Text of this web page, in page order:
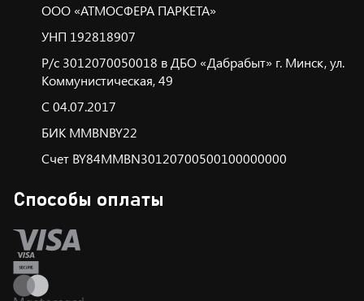
ООО «АТМОСФЕРА ПАРКЕТА»
УНП 192818907
Р/с 3012070050018 в ДБО «Дабрабыт» г. Минск, ул.
Коммунистическая, 49
С 04.07.2017
БИК ММBNBY22
Счет BY84MMBN30120700500100000000
Способы оплаты